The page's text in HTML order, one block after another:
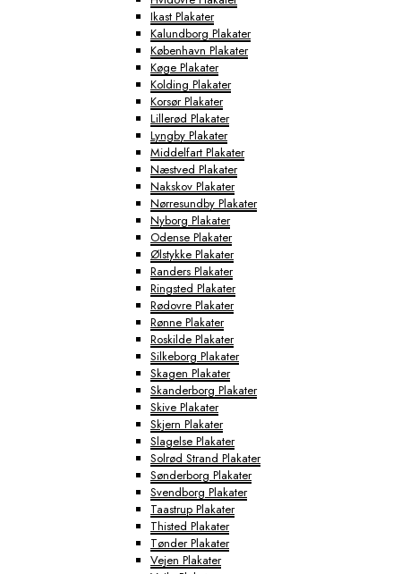
Ikast Plakater
Kalundborg Plakater
København Plakater
Køge Plakater
Kolding Plakater
Korsør Plakater
Lillerød Plakater
Lyngby Plakater
Middelfart Plakater
Næstved Plakater
Nakskov Plakater
Nørresundby Plakater
Nyborg Plakater
Odense Plakater
Ølstykke Plakater
Randers Plakater
Ringsted Plakater
Rødovre Plakater
Rønne Plakater
Roskilde Plakater
Silkeborg Plakater
Skagen Plakater
Skanderborg Plakater
Skive Plakater
Skjern Plakater
Slagelse Plakater
Solrød Strand Plakater
Sønderborg Plakater
Svendborg Plakater
Taastrup Plakater
Thisted Plakater
Tønder Plakater
Vejen Plakater